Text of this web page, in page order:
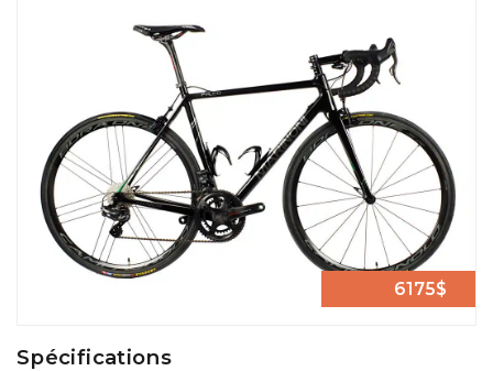
6175$
Spécifications